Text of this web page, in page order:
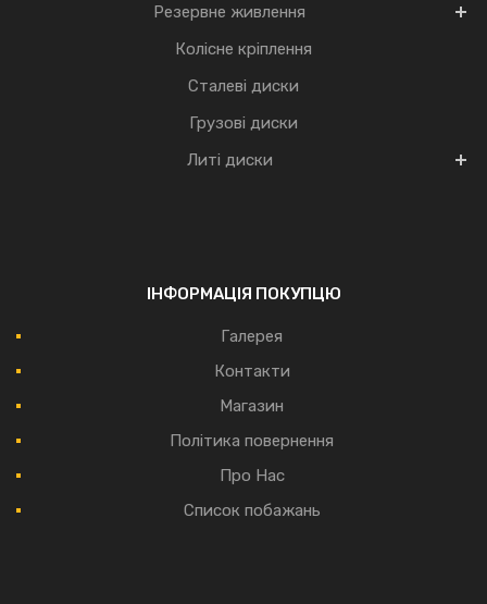
Резервне живлення
Колісне кріплення
Сталеві диски
Грузові диски
Литі диски
ІНФОРМАЦІЯ ПОКУПЦЮ
Галерея
Контакти
Магазин
Політика повернення
Про Нас
Список побажань